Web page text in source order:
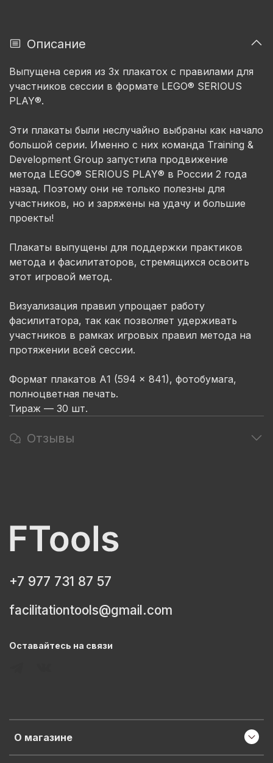
Описание
Выпущена серия из 3х плакатох с правилами для
участников сессии в формате LEGO® SERIOUS
PLAY®.
Эти плакаты были неслучайно выбраны как начало
большой серии. Именно с них команда Training &
Development Group запустила продвижение
метода LEGO® SERIOUS PLAY® в России 2 года
назад. Поэтому они не только полезны для
участников, но и заряжены на удачу и большие
проекты!
Плакаты выпущены для поддержки практиков
метода и фасилитаторов, стремящихся освоить
этот игровой метод.
Визуализация правил упрощает работу
фасилитатора, так как позволяет удерживать
участников в рамках игровых правил метода на
протяжении всей сессии.
Формат плакатов А1 (594 × 841), фотобумага,
полноцветная печать.
Тираж — 30 шт.
Отзывы
О магазине
+7 977 731 87 57
facilitationtools@gmail.com
Оставайтесь на связи